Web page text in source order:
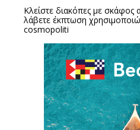
Κλείστε διακόπες με σκάφος
λάβετε έκπτωση
cosmopoliti